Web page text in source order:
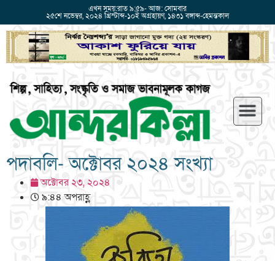
এখন সময়:রাত ৯:৫৯- আজ: সোমবার
২৫শে নভেম্বর, ২০২৪ খ্রিস্টাব্দ-১০ই অগ্রহায়ণ, ১৪৩১ বঙ্গাব্দ-হেমন্তকাল
পদাবলি- অক্টোবর ২০২৪ সংখ্যা
অক্টোবর ২৩, ২০২৪
৯:৪৪ অপরাহ্ণ